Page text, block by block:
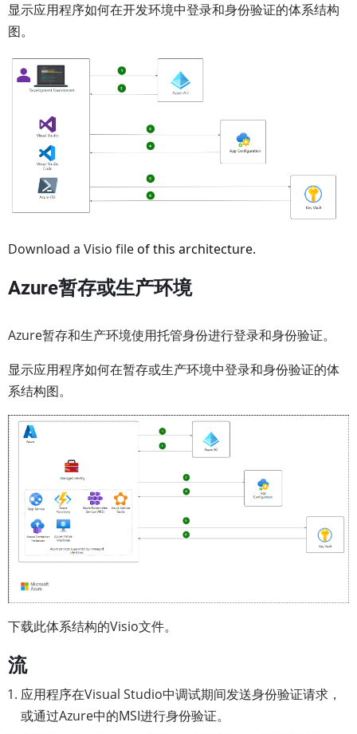
显示应用程序如何在开发环境中登录和身份验证的体系结构
图。
Download a Visio fileof this architecture.
Azure暂存或生产环境
Azure暂存和生产环境使用托管身份进行登录和身份验证。
显示应用程序如何在暂存或生产环境中登录和身份验证的体
系结构图。
下载此体系结构的Visio文件。
流
应用程序在Visual Studio中调试期间发送身份验证请求，
或通过Azure中的MSI进行身份验证。